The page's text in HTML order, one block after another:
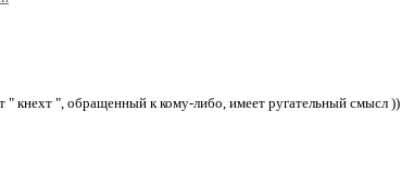
" кнехт ", обращенный к кому-либо, имеет ругательный смысл ))